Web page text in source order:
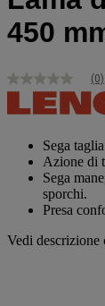
450
Nessuna
valutazione
Stesso
pagina.
(0)
Sega
Azione di
Sega
sporchi.
Presa
Vedi descrizione